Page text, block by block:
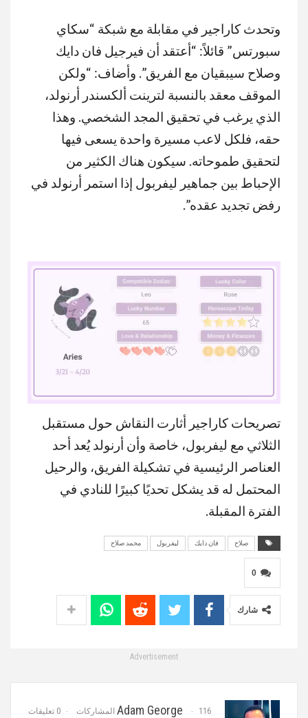
وتحدث كاراجير في مقابلة مع شبكة “سكاي
سبورتس” قائلاً: “أعتقد أن فيرجيل فان دايك
وصلاح سيبقيان مع الفريق”. وأضاف: “ولكن
الموقف معقد بالنسبة لترينت ألكسندر أرنولد،
الذي يرغب في تحقيق المجد الشخصي. وهذا
حقه، فلكل لاعب مسيرة واحدة يسعى فيها
لتحقيق طموحاته. سيكون هناك الكثير من
الإحباط بين جماهير ليفربول إذا استمر أرنولد في
رفض تجديد عقده”.
تصريحات كاراجير أثارت النقاش حول مستقبل
الثلاثي مع ليفربول، خاصة وأن أرنولد يُعد أحد
العناصر الرئيسية في تشكيلة الفريق، والرحيل
المحتمل له قد يشكل تحديًا كبيرًا للنادي في
الفترة المقبلة.
صلاح فان دايك ليفربول محمد صلاح
0
شارك
Advertisement
Adam George 116 المشاركات 0 تعليقات